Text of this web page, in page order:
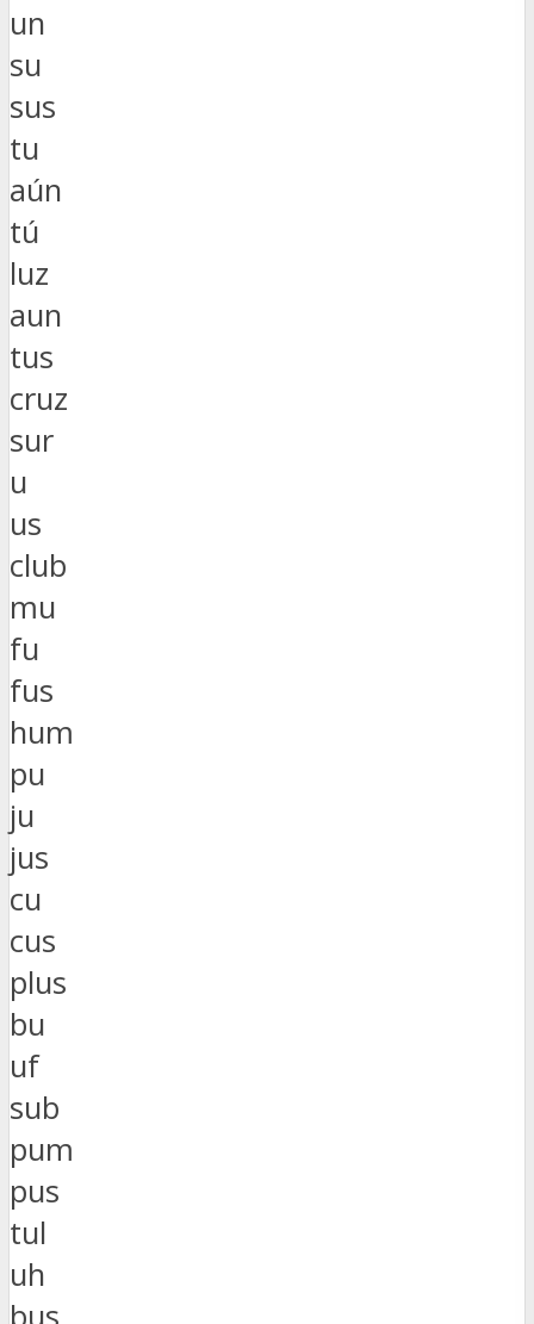
un
su
sus
tu
aún
tú
luz
aun
tus
cruz
sur
u
us
club
mu
fu
fus
hum
pu
ju
jus
cu
cus
plus
bu
uf
sub
pum
pus
tul
uh